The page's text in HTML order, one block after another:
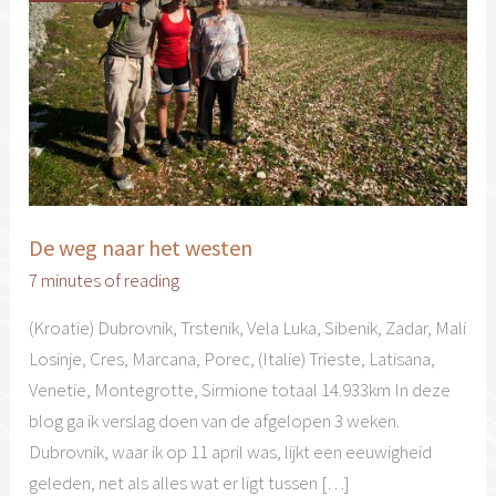
De weg naar het westen
7 minutes of reading
(Kroatie) Dubrovnik, Trstenik, Vela Luka, Sibenik, Zadar, Mali
Losinje, Cres, Marcana, Porec, (Italie) Trieste, Latisana,
Venetie, Montegrotte, Sirmione totaal 14.933km In deze
blog ga ik verslag doen van de afgelopen 3 weken.
Dubrovnik, waar ik op 11 april was, lijkt een eeuwigheid
geleden, net als alles wat er ligt tussen […]